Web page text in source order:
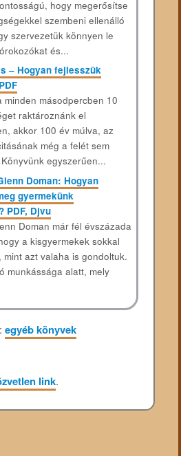
hogy megerősítse
szembeni ellenálló
szervezetük könnyen le
és...
– Hogyan fejlesszük
minden másodpercben 10
raktároznánk el
akkor 100 év múlva, az
még a felét sem
egyszerűen...
Doman: Hogyan
gyermekünk
PDF, Djvu
Doman már fél évszázada
a kisgyermekek sokkal
azt valaha is gondoltuk.
munkássága alatt, mely
egyéb könyvek
link.